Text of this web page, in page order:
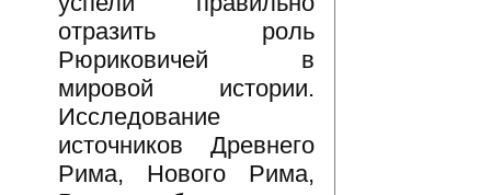
отразить роль
Рюриковичей в
мировой истории.
Исследование
источников Древнего
Рима, Нового Рима,